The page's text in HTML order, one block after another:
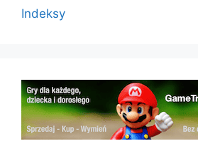
Indeksy